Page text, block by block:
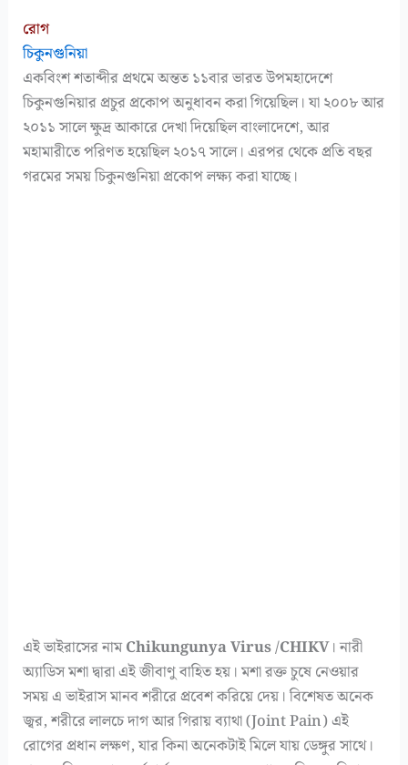
রোগ
চিকুনগুনিয়া
একবিংশ শতাব্দীর প্রথমে অন্তত ১১বার ভারত উপমহাদেশে
চিকুনগুনিয়ার প্রচুর প্রকোপ অনুধাবন করা গিয়েছিল। যা ২০০৮ আর
২০১১ সালে ক্ষুদ্র আকারে দেখা দিয়েছিল বাংলাদেশে, আর
মহামারীতে পরিণত হয়েছিল ২০১৭ সালে। এরপর থেকে প্রতি বছর
গরমের সময় চিকুনগুনিয়া প্রকোপ লক্ষ্য করা যাচ্ছে।
এই ভাইরাসের নামChikungunya Virus /CHIKV। নারী
অ্যাডিস মশা দ্বারা এই জীবাণু বাহিত হয়। মশা রক্ত চুষে নেওয়ার
সময় এ ভাইরাস মানব শরীরে প্রবেশ করিয়ে দেয়। বিশেষত অনেক
জ্বর, শরীরে লালচে দাগ আর গিরায় ব্যাথা (Joint Pain) এই
রোগের প্রধান লক্ষণ, যার কিনা অনেকটাই মিলে যায় ডেঙ্গুর সাথে।